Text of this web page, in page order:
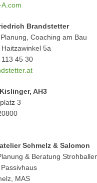
Brandstetter
Coaching am Bau
5a
45 30
AH3
3
Schmelz & Salomon
& Beratung
MAS